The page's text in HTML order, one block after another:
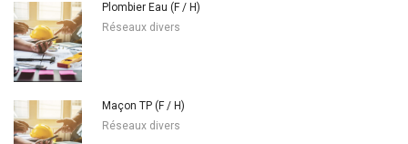
Plombier Eau (F / H)
Réseaux divers
Maçon TP (F / H)
Réseaux divers